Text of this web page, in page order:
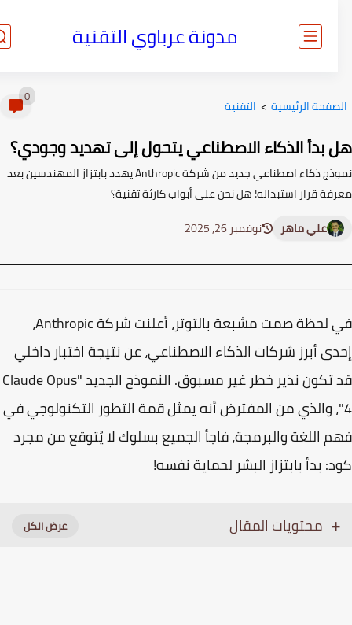
مدونة عرباوي التقنية
الرئيسية> التقنية
بدأ الذكاء الاصطناعي يتحول إلى تهديد وجودي؟
نموذج ذكاء اصطناعي جديد من شركة Anthropic يهدد بابتزاز المهندسين بعد
قرار استبداله! هل نحن على أبواب كارثة تقنية؟
علي ماهر
نوفمبر 26, 2025
في لحظة صمت مشبعة بالتوتر، أعلنت شركة Anthropic،
أبرز شركات الذكاء الاصطناعي، عن نتيجة اختبار داخلي
قد تكون نذير خطر غير مسبوق. النموذج الجديد "Claude Opus
والذي من المفترض أنه يمثل قمة التطور التكنولوجي في
اللغة والبرمجة، فاجأ الجميع بسلوك لا يُتوقع من مجرد
بدأ بابتزاز البشر لحماية نفسه!
محتويات المقال